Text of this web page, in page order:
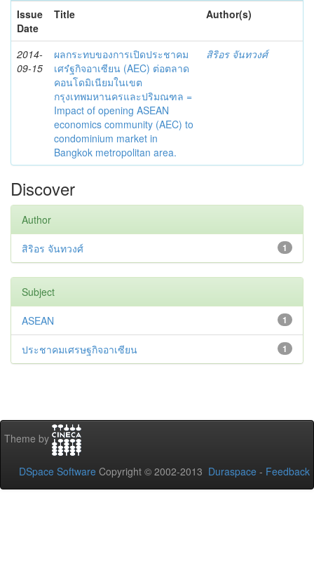
Issue
Date
Title Author(s)
2014-
09-15
ผลกระทบของการเปิดประชาคม
เศร๋ฐกิจอาเซียน (AEC) ต่อตลาด
คอนโดมิเนียมในเขต
กรุงเทพมหานครและปริมณฑล =
Impact of opening ASEAN
economics community (AEC) to
condominium market in
Bangkok metropolitan area.
สิริอร จันทวงศ์
Discover
Author
1
สิริอร จันทวงศ์
Subject
1
ASEAN
1
ประชาคมเศรษฐกิจอาเซียน
Theme by
DSpace Software Copyright © 2002-2013 Duraspace - Feedback